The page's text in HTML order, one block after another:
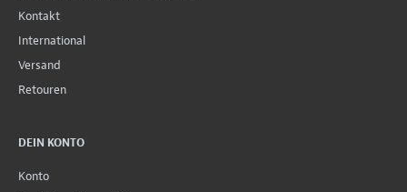
Kontakt
International
Versand
Retouren
DEIN KONTO
Konto